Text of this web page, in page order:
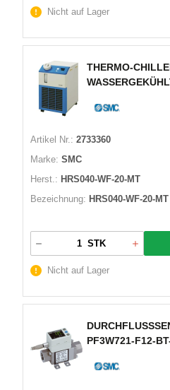
Nicht auf Lager
THERMO-
Artikel Nr.: 2733360
Marke: SMC
Herst.: HRS040-WF-20-MT
Bezeichnung: HRS040-WF-20-MT
STK
Nicht auf Lager
PF3W721-F12-